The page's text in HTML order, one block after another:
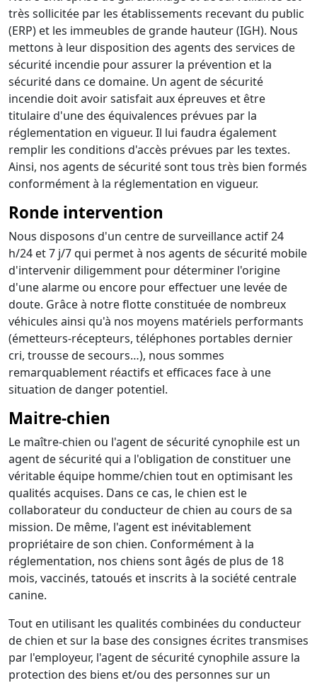
très sollicitée par les établissements recevant du public
(ERP) et les immeubles de grande hauteur (IGH). Nous
mettons à leur disposition des agents des services de
sécurité incendie pour assurer la prévention et la
sécurité dans ce domaine. Un agent de sécurité
incendie doit avoir satisfait aux épreuves et être
titulaire d'une des équivalences prévues par la
réglementation en vigueur. Il lui faudra également
remplir les conditions d'accès prévues par les textes.
Ainsi, nos agents de sécurité sont tous très bien formés
conformément à la réglementation en vigueur.
Ronde intervention
Nous disposons d'un centre de surveillance actif 24
h/24 et 7 j/7 qui permet à nos agents de sécurité mobile
d'intervenir diligemment pour déterminer l'origine
d'une alarme ou encore pour effectuer une levée de
doute. Grâce à notre flotte constituée de nombreux
véhicules ainsi qu'à nos moyens matériels performants
(émetteurs-récepteurs, téléphones portables dernier
cri, trousse de secours…), nous sommes
remarquablement réactifs et efficaces face à une
situation de danger potentiel.
Maitre-chien
Le maître-chien ou l'agent de sécurité cynophile est un
agent de sécurité qui a l'obligation de constituer une
véritable équipe homme/chien tout en optimisant les
qualités acquises. Dans ce cas, le chien est le
collaborateur du conducteur de chien au cours de sa
mission. De même, l'agent est inévitablement
propriétaire de son chien. Conformément à la
réglementation, nos chiens sont âgés de plus de 18
mois, vaccinés, tatoués et inscrits à la société centrale
canine.
Tout en utilisant les qualités combinées du conducteur
de chien et sur la base des consignes écrites transmises
par l'employeur, l'agent de sécurité cynophile assure la
protection des biens et/ou des personnes sur un